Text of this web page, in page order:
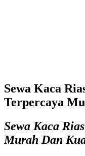
Sewa Kaca
Terpercaya
Sewa Kaca
Murah Dan